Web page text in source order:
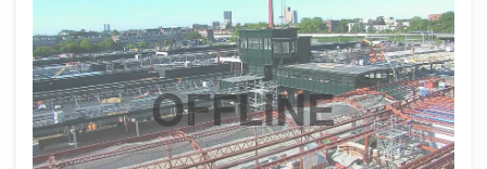
OFFLINE